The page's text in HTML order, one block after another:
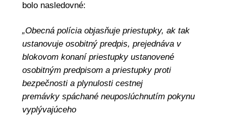
bolo nasledovné:
„Obecná polícia objasňuje priestupky, ak tak
ustanovuje osobitný predpis, prejednáva v
blokovom konaní priestupky ustanovené
osobitným predpisom a priestupky proti
bezpečnosti a plynulosti cestnej
premávky spáchané neuposlúchnutím pokynu
vyplývajúceho